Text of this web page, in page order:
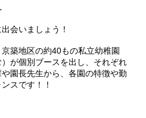
出会いましょう！
築地区の約40もの私立幼稚園
）が個別ブースを出し、それぞれ
園長先生から、各園の特徴や勤
スです！！